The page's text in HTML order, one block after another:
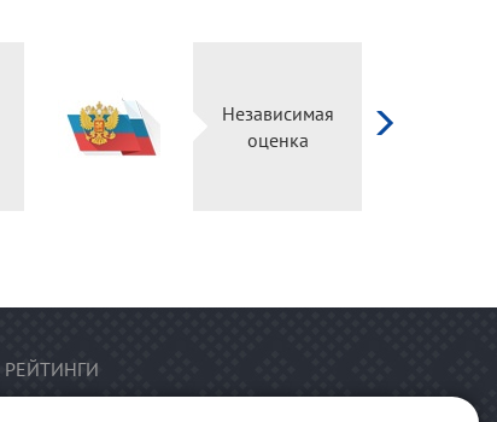
Независимая
оценка
РЕЙТИНГИ